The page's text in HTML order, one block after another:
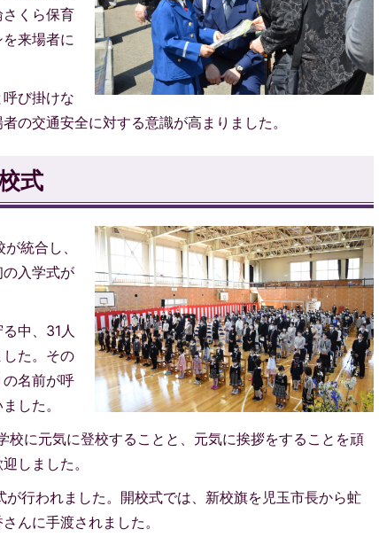
くら保育
来場者に
呼び掛けな
の交通安全に対する意識が高まりました。
式
統合し、
入学式が
中、31人
た。その
名前が呼
した。
校に元気に登校することと、元気に挨拶をすることを頑
しました。
行われました。開校式では、新校旗を児玉市長から虻
んに手渡されました。